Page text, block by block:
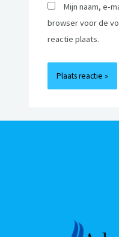
Mijn naam, e-
browser voor de
reactie plaats.